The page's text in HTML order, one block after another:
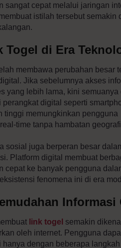
sangat cepat melalui jaringan
istilah tersebut semakin
Togel di Era
membawa perubahan besar
Jika sebelumnya akses
yang lebih lama, kini semuanya
digital seperti
tinggi memungkinkan pengguna
time tanpa hambatan
sosial juga berperan besar
Platform digital membuat
cepat ke banyak pengguna
fenomena ini di era
Informasi
link togel semakin
oleh internet. Pengguna
dengan beberapa